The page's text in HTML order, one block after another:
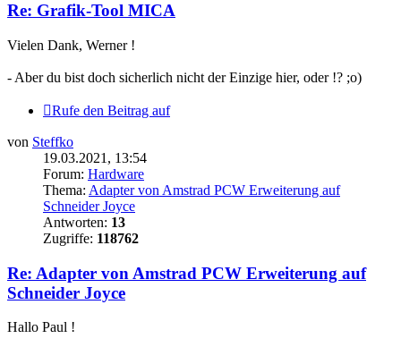
Re: Grafik-Tool MICA
Vielen Dank, Werner !
- Aber du bist doch sicherlich nicht der Einzige hier, oder !? ;o)
Rufe den Beitrag auf
von Steffko
19.03.2021, 13:54
Forum: Hardware
Thema: Adapter von Amstrad PCW Erweiterung auf
Schneider Joyce
Antworten: 13
Zugriffe: 118762
Re: Adapter von Amstrad PCW Erweiterung auf
Schneider Joyce
Hallo Paul !